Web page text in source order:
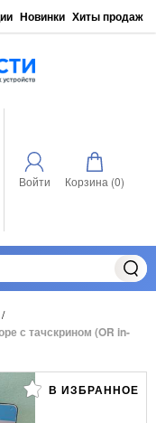
Новинки Хиты продаж
Войти Корзина (0)
/
с тачскрином (OR in-
В ИЗБРАННОЕ